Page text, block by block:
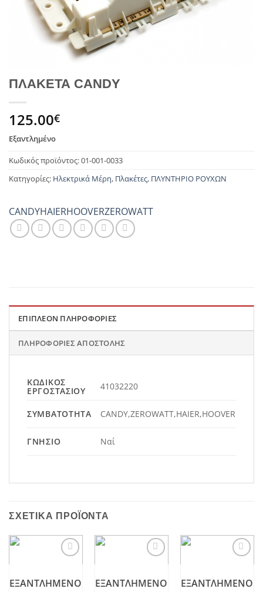
ΠΛΑΚΕΤΑ CANDY
125.00€
Εξαντλημένο
Κωδικός προϊόντος:01-001-0033
Κατηγορίες: Ηλεκτρικά Μέρη, Πλακέτες, ΠΛΥΝΤΗΡΙΟ ΡΟΥΧΩΝ
CANDYHAIERHOOVERZEROWATT
ΕΠΙΠΛΈΟΝ ΠΛΗΡΟΦΟΡΊΕΣ
ΠΛΗΡΟΦΟΡΊΕΣ ΑΠΟΣΤΟΛΉΣ
ΚΩΔΙΚΌΣ
ΕΡΓΟΣΤΑΣΊΟΥ 41032220
ΣΥΜΒΑΤΌΤΗΤΑ CANDY,ZEROWATT,HAIER,HOOVER
ΓΝΉΣΙΟ Ναί
ΣΧΕΤΙΚΆ ΠΡΟΪΌΝΤΑ
ΕΞΑΝΤΛΗΜΈΝΟ ΕΞΑΝΤΛΗΜΈΝΟ ΕΞΑΝΤΛΗΜΈΝΟ